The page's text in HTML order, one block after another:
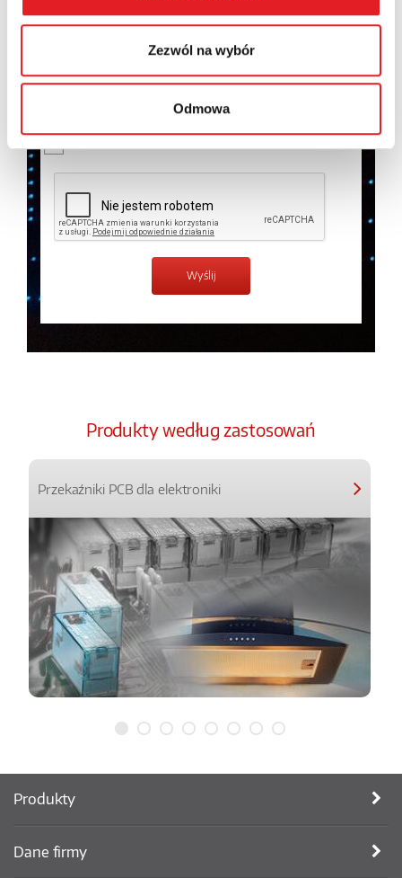
Zezwól na wybór
Odmowa
Wyrażam zgodę na przetwarzanie moich danych
temat przetwarzania danych osobowych wPolityce
Produkty według zastosowań
Przekaźniki PCB dla elektroniki
Produkty
Dane firmy